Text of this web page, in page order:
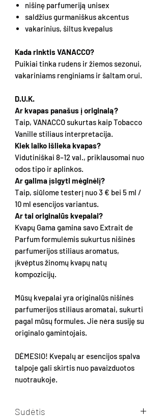
nišinę parfumeriją unisex
saldžius gurmaniškus akcentus
vakarinius, šiltus kvepalus
Kada rinktis VANACCO?
Puikiai tinka rudens ir žiemos sezonui,
vakariniams renginiams ir šaltam orui.
D.U.K.
Ar kvapas panašus į originalą?
Taip, VANACCO sukurtas kaip Tobacco
Vanille stiliaus interpretacija.
Kiek laiko išlieka kvapas?
Vidutiniškai 8–12 val., priklausomai nuo
odos tipo ir aplinkos.
Ar galima įsigyti mėginėlį?
Taip, siūlome testerį nuo 3 € bei 5 ml /
10 ml esencijos variantus.
Ar tai originalūs kvepalai?
Kvapų Gama gamina savo Extrait de
Parfum formulėmis sukurtus nišinės
parfumerijos stiliaus aromatus,
įkvėptus žinomų kvapų natų
kompozicijų.
Mūsų kvepalai yra originalūs nišinės
parfumerijos stiliaus aromatai, sukurti
pagal mūsų formules. Jie nėra susiję su
originalo gamintojais.
DĖMESIO! Kvepalų ar esencijos spalva
talpoje gali skirtis nuo pavaizduotos
nuotraukoje.
Sudėtis